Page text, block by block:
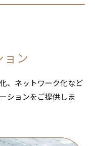
ン
、ネットワーク化など
ションをご提供しま